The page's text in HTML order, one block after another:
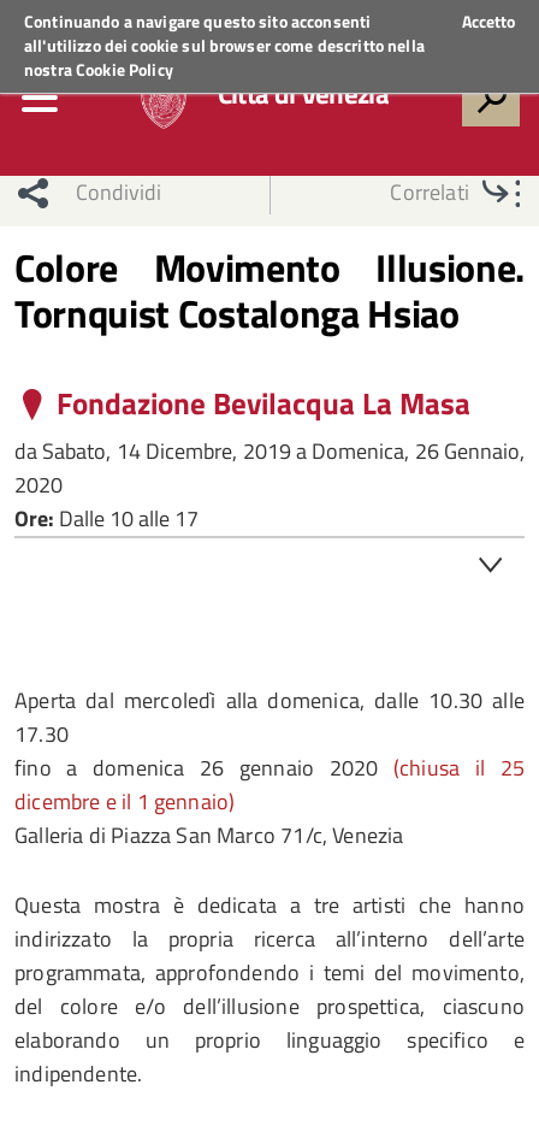
Continuando a navigare questo sito acconsenti
all'utilizzo dei cookie sul browser come descritto nella
nostraCookie Policy
Accetto
Regione VenetoACCEDI AI SERVIZI
Città di Venezia
Condividi Correlati
Colore Movimento Illusione.
Tornquist Costalonga Hsiao
Fondazione Bevilacqua La Masa
daSabato, 14 Dicembre, 2019aDomenica, 26 Gennaio,
2020
Ore: Dalle 10 alle 17
Aperta dal mercoledì alla domenica, dalle 10.30 alle
17.30
fino a domenica 26 gennaio 2020 (chiusa il 25
dicembre e il 1 gennaio)
Galleria di Piazza San Marco 71/c, Venezia
Questa mostra è dedicata a tre artisti che hanno
indirizzato la propria ricerca all’interno dell’arte
programmata, approfondendo i temi del movimento,
del colore e/o dell’illusione prospettica, ciascuno
elaborando un proprio linguaggio specifico e
indipendente.